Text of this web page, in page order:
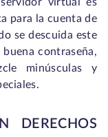
para la cuenta de
se descuida este
contraseña,
minúsculas y
DERECHOS